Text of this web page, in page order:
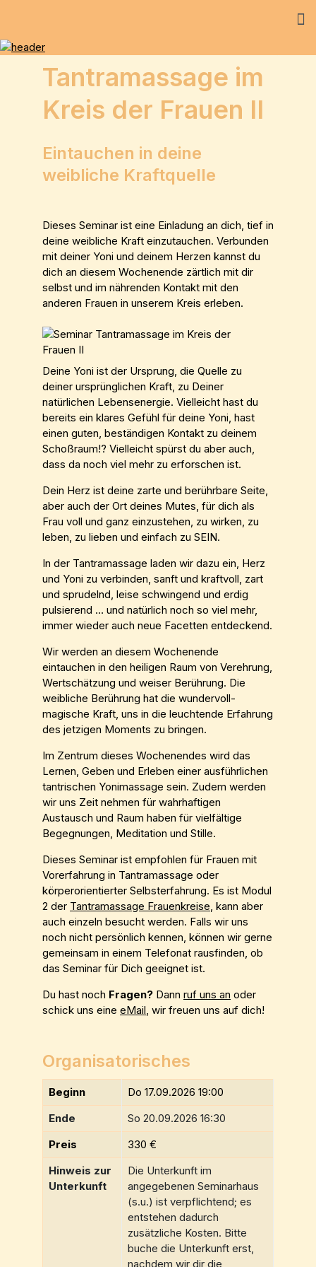
Tantramassage im
Kreis der Frauen II
Eintauchen in deine
weibliche Kraftquelle
Dieses Seminar ist eine Einladung an dich, tief in
deine weibliche Kraft einzutauchen. Verbunden
mit deiner Yoni und deinem Herzen kannst du
dich an diesem Wochenende zärtlich mit dir
selbst und im nährenden Kontakt mit den
anderen Frauen in unserem Kreis erleben.
Deine Yoni ist der Ursprung, die Quelle zu
deiner ursprünglichen Kraft, zu Deiner
natürlichen Lebensenergie. Vielleicht hast du
bereits ein klares Gefühl für deine Yoni, hast
einen guten, beständigen Kontakt zu deinem
Schoßraum!? Vielleicht spürst du aber auch,
dass da noch viel mehr zu erforschen ist.
Dein Herz ist deine zarte und berührbare Seite,
aber auch der Ort deines Mutes, für dich als
Frau voll und ganz einzustehen, zu wirken, zu
leben, zu lieben und einfach zu SEIN.
In der Tantramassage laden wir dazu ein, Herz
und Yoni zu verbinden, sanft und kraftvoll, zart
und sprudelnd, leise schwingend und erdig
pulsierend … und natürlich noch so viel mehr,
immer wieder auch neue Facetten entdeckend.
Wir werden an diesem Wochenende
eintauchen in den heiligen Raum von Verehrung,
Wertschätzung und weiser Berührung. Die
weibliche Berührung hat die wundervoll-
magische Kraft, uns in die leuchtende Erfahrung
des jetzigen Moments zu bringen.
Im Zentrum dieses Wochenendes wird das
Lernen, Geben und Erleben einer ausführlichen
tantrischen Yonimassage sein. Zudem werden
wir uns Zeit nehmen für wahrhaftigen
Austausch und Raum haben für vielfältige
Begegnungen, Meditation und Stille.
Dieses Seminar ist empfohlen für Frauen mit
Vorerfahrung in Tantramassage oder
körperorientierter Selbsterfahrung. Es ist Modul
2 der Tantramassage Frauenkreise , kann aber
auch einzeln besucht werden. Falls wir uns
noch nicht persönlich kennen, können wir gerne
gemeinsam in einem Telefonat rausfinden, ob
das Seminar für Dich geeignet ist.
Du hast noch Fragen? Dann ruf uns an oder
schick uns eine eMail , wir freuen uns auf dich!
Organisatorisches
Beginn
Do 17.09.2026 19:00
Ende
So 20.09.2026 16:30
Preis
330 €
Hinweis zur
Unterkunft
Die Unterkunft im
angegebenen Seminarhaus
(s.u.) ist verpflichtend; es
entstehen dadurch
zusätzliche Kosten. Bitte
buche die Unterkunft erst,
nachdem wir dir die